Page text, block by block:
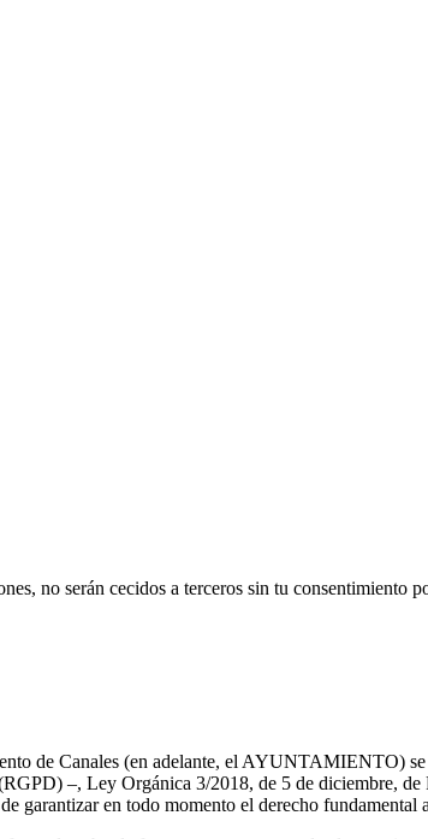
no serán cecidos a terceros sin tu consentimiento
de Canales (en adelante, el AYUNTAMIENTO)
–, Ley Orgánica 3/2018, de 5 de diciembre,
garantizar en todo momento el derecho fundamental